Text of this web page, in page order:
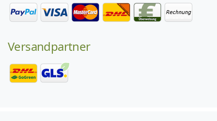
Versandpartner